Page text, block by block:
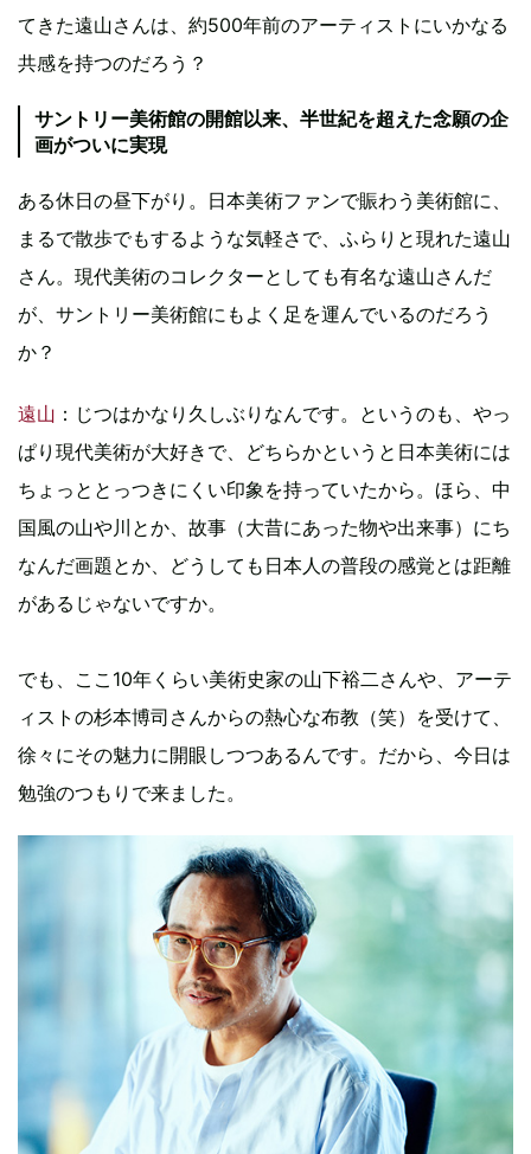
てきた遠山さんは、約500年前のアーティストにいかなる
共感を持つのだろう？
サントリー美術館の開館以来、半世紀を超えた念願の企
画がついに実現
ある休日の昼下がり。日本美術ファンで賑わう美術館に、
まるで散歩でもするような気軽さで、ふらりと現れた遠山
さん。現代美術のコレクターとしても有名な遠山さんだ
が、サントリー美術館にもよく足を運んでいるのだろう
か？
遠山 ：じつはかなり久しぶりなんです。というのも、やっ
ぱり現代美術が大好きで、どちらかというと日本美術には
ちょっととっつきにくい印象を持っていたから。ほら、中
国風の山や川とか、故事（大昔にあった物や出来事）にち
なんだ画題とか、どうしても日本人の普段の感覚とは距離
があるじゃないですか。
でも、ここ10年くらい美術史家の山下裕二さんや、アーテ
ィストの杉本博司さんからの熱心な布教（笑）を受けて、
徐々にその魅力に開眼しつつあるんです。だから、今日は
勉強のつもりで来ました。